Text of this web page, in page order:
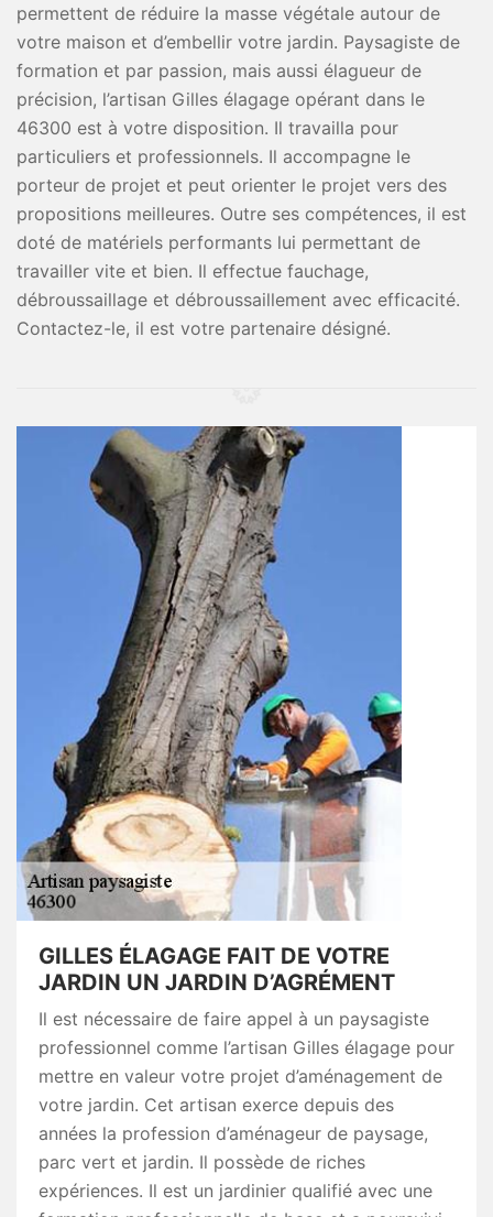
permettent de réduire la masse végétale autour de
votre maison et d’embellir votre jardin. Paysagiste de
formation et par passion, mais aussi élagueur de
précision, l’artisan Gilles élagage opérant dans le
46300 est à votre disposition. Il travailla pour
particuliers et professionnels. Il accompagne le
porteur de projet et peut orienter le projet vers des
propositions meilleures. Outre ses compétences, il est
doté de matériels performants lui permettant de
travailler vite et bien. Il effectue fauchage,
débroussaillage et débroussaillement avec efficacité.
Contactez-le, il est votre partenaire désigné.
GILLES ÉLAGAGE FAIT DE VOTRE
JARDIN UN JARDIN D’AGRÉMENT
Il est nécessaire de faire appel à un paysagiste
professionnel comme l’artisan Gilles élagage pour
mettre en valeur votre projet d’aménagement de
votre jardin. Cet artisan exerce depuis des
années la profession d’aménageur de paysage,
parc vert et jardin. Il possède de riches
expériences. Il est un jardinier qualifié avec une